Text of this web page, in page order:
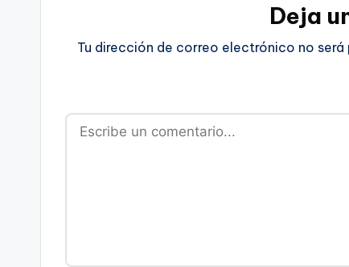
Deja
Tu dirección de correo electrónico no será